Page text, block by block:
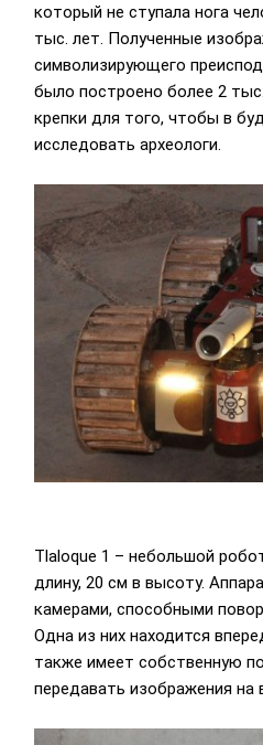
который не ступала нога
тыс. лет. Полученные
символизирующего
было построено более 2
крепки для того, чтобы в
исследовать археологи.
Tlaloque 1 – небольшой
длину, 20 см в высоту.
камерами, способными
Одна из них находится
также имеет собственную
передавать изображения на